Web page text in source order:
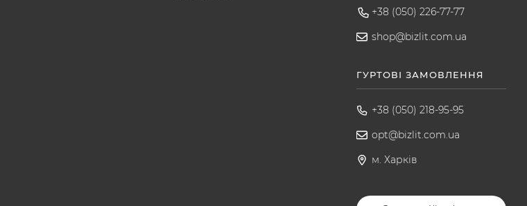
+38 (050) 226-77-77
shop@bizlit.com.ua
ГУРТОВІ ЗАМОВЛЕННЯ
+38 (050) 218-95-95
opt@bizlit.com.ua
м. Харків